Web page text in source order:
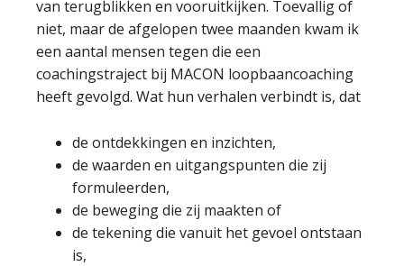
van terugblikken en vooruitkijken. Toevallig of
niet, maar de afgelopen twee maanden kwam ik
een aantal mensen tegen die een
coachingstraject bij MACON loopbaancoaching
heeft gevolgd. Wat hun verhalen verbindt is, dat
de ontdekkingen en inzichten,
de waarden en uitgangspunten die zij
formuleerden,
de beweging die zij maakten of
de tekening die vanuit het gevoel ontstaan
is,